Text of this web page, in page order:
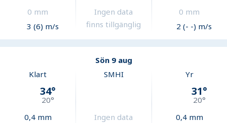
0 mm
3 (6) m/s
Ingen data
finns tillgänglig
0 mm
2 (- -) m/s
Sön 9 aug
Klart
34°
20°
0,4mm
SMHI
Ingen data
Yr
31°
20°
0,4mm